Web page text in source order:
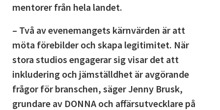
mentorer från hela landet.
– Två av evenemangets kärnvärden är att
möta förebilder och skapa legitimitet. När
stora studios engagerar sig visar det att
inkludering och jämställdhet är avgörande
frågor för branschen, säger Jenny Brusk,
grundare av DONNA och affärsutvecklare på